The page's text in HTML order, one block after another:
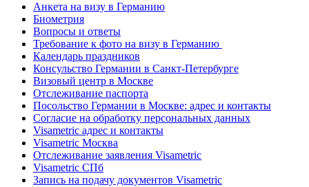
Анкета на визу в Германию
Биометрия
Вопросы и ответы
Требование к фото на визу в Германию
Календарь праздников
Консульство Германии в Санкт-Петербурге
Визовый центр в Москве
Отслеживание паспорта
Посольство Германии в Москве: адрес и контакты
Согласие на обработку персональных данных
Visametric адрес и контакты
Visametric Москва
Отслеживание заявления Visametric
Visametric СПб
Запись на подачу документов Visametric